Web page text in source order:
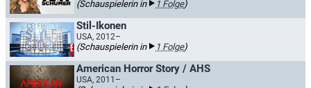
(Schauspielerin in 1 Folge)
Stil-Ikonen
USA, 2012–
(Schauspielerin in 1 Folge)
American Horror Story / AHS
USA, 2011–